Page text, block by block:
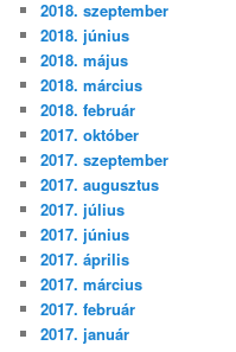
2018. szeptember
2018. június
2018. május
2018. március
2018. február
2017. október
2017. szeptember
2017. augusztus
2017. július
2017. június
2017. április
2017. március
2017. február
2017. január